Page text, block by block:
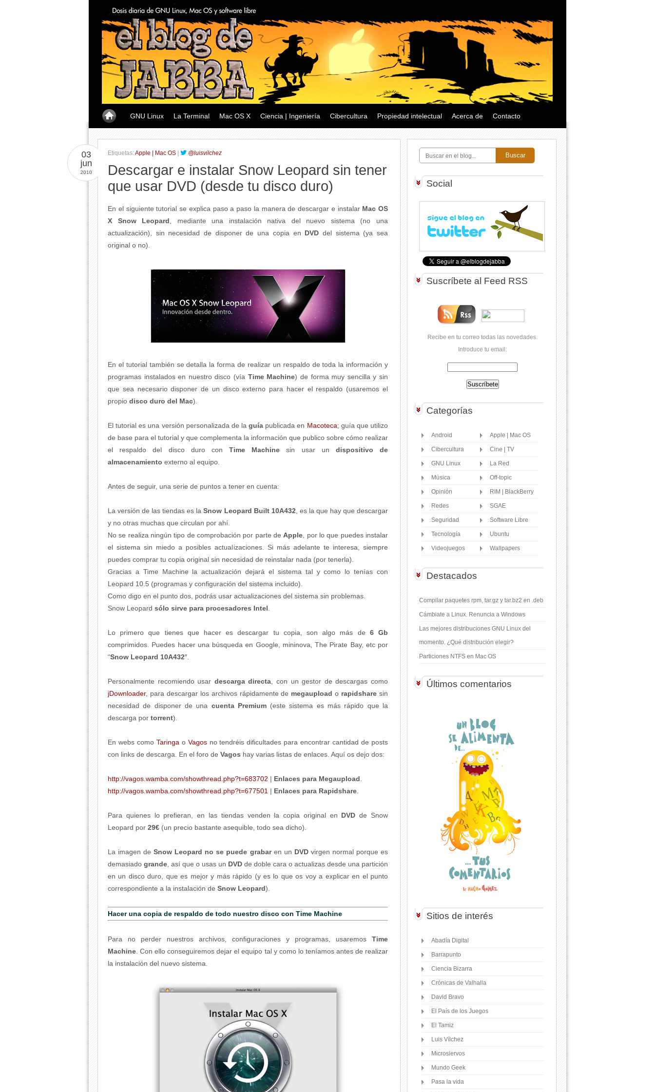
GNU Linux La Terminal Mac OS X Ciencia | Ingeniería Cibercultura Propiedad intelectual Acerca de Contacto
Etiquetas:Apple | Mac OS @luisvilchez
03
jun
2010
Descargar e instalar Snow Leopard sin tener
que usar DVD (desde tu disco duro)
En el siguiente tutorial se explica paso a paso la manera de descargar e instalar Mac OS
X
Snow Leopard , mediante una instalación nativa del nuevo sistema (no una
actualización), sin necesidad de disponer de una copia en DVD del sistema (ya sea
original o no).
En el tutorial también se detalla la forma de realizar un respaldo de toda la información y
programas instalados en nuestro disco (vía Time Machine) de forma muy sencilla y sin
que sea necesario disponer de un disco externo para hacer el respaldo (usaremos el
propio disco duro del Mac).
El tutorial es una versión personalizada de laguía publicada en Macoteca; guía que utilizo
de base para el tutorial y que complementa la información que publico sobre cómo realizar
el respaldo del disco duro con Time Machine sin usar un dispositivo de
almacenamiento externo al equipo.
Antes de seguir, una serie de puntos a tener en cuenta:
La versión de las tiendas es laSnow Leopard Built 10A432 , es la que hay que descargar
y no otras muchas que circulan por ahí.
No se realiza ningún tipo de comprobación por parte de Apple , por lo que puedes instalar
el sistema sin miedo a posibles actualizaciones. Si más adelante te interesa, siempre
puedes comprar tu copia original sin necesidad de reinstalar nada (por tenerla).
Gracias a Time Machine la actualización dejará el sistema tal y como lo tenías con
Leopard 10.5 (programas y configuración del sistema incluido).
Como digo en el punto dos, podrás usar actualizaciones del sistema sin problemas.
Snow Leopard sólo sirve para procesadores Intel
Lo primero que tienes que hacer es descargar tu copia, son algo más de 6 Gb
comprimidos. Puedes hacer una búsqueda en Google, mininova, The Pirate Bay, etc por
“Snow Leopard 10A432″.
Personalmente recomiendo usar descarga directa , con un gestor de descargas como
jDownloader, para descargar los archivos rápidamente de megaupload o rapidshare sin
necesidad de disponer de una cuenta Premium(este sistema es más rápido que la
descarga por torrent).
En webs como Taringa o Vagosno tendréis dificultades para encontrar cantidad de posts
con links de descarga. En el foro de Vagos hay varias listas de enlaces. Aquí os dejo dos:
http://vagos.wamba.com/showthread.php?t=683702 | Enlaces para Megaupload
http://vagos.wamba.com/showthread.php?t=677501 | Enlaces para Rapidshare
Para quienes lo prefieran, en las tiendas venden la copia original en DVD de Snow
Leopard por 29€ (un precio bastante asequible, todo sea dicho).
La imagen deSnow Leopard no se puede grabar en un DVDvirgen normal porque es
demasiado grande , así que o usas un DVD de doble cara o actualizas desde una partición
en un disco duro, que es mejor y más rápido (y es lo que os voy a explicar en el punto
correspondiente a la instalación de Snow Leopard).
Hacer una copia de respaldo de todo nuestro disco con Time Machine
Para no perder nuestros archivos, configuraciones y programas, usaremos Time
Machine . Con ello conseguiremos dejar el equipo tal y como lo teníamos antes de realizar
la instalación del nuevo sistema.
Buscar
Social
Suscríbete al Feed RSS
Recibe en tu correo todas las novedades.
Introduce tu email:
Categorías
Android Apple | Mac OS
Cibercultura Cine | TV
GNU Linux La Red
Música Off-topic
Opinión RIM | BlackBerry
Redes SGAE
Seguridad Software Libre
Tecnología Ubuntu
Videojuegos Wallpapers
Destacados
Compilar paquetes rpm, tar.gz y tar.bz2 en .deb
Cámbiate a Linux. Renuncia a Windows
Las mejores distribuciones GNU Linux del
momento. ¿Qué distribución elegir?
Particiones NTFS en Mac OS
Últimos comentarios
Sitios de interés
Abadía Digital
Barrapunto
Ciencia Bizarra
Crónicas de Valhalla
David Bravo
El País de los Juegos
El Tamiz
Luis Vílchez
Microsiervos
Mundo Geek
Pasa la vida